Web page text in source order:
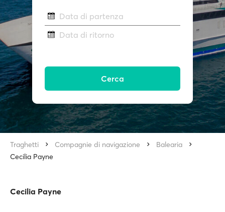
Data di partenza
Data di ritorno
Cerca
Traghetti Compagnie di navigazione
Balearia
Cecilia Payne
Cecilia Payne